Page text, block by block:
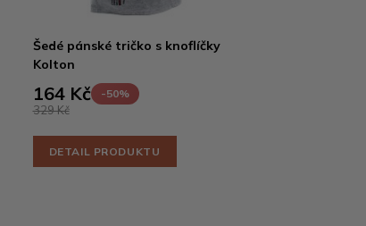
Šedé pánské tričko s knoflíčky
Kolton
164 Kč -50%
329 Kč
DETAIL PRODUKTU